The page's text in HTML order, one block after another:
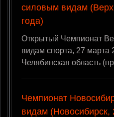
силовым видам
года)
Открытый Чемпионат
видам спорта, 27 марта
Челябинская область
Чемпионат
видам (Новосибирск,